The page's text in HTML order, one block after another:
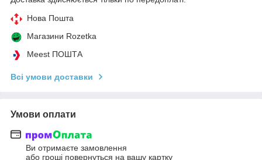
Нова Пошта
Магазини Rozetka
Meest ПОШТА
Всі умови доставки
Умови оплати
Ви отримаєте замовлення
або гроші повернуться на вашу картку